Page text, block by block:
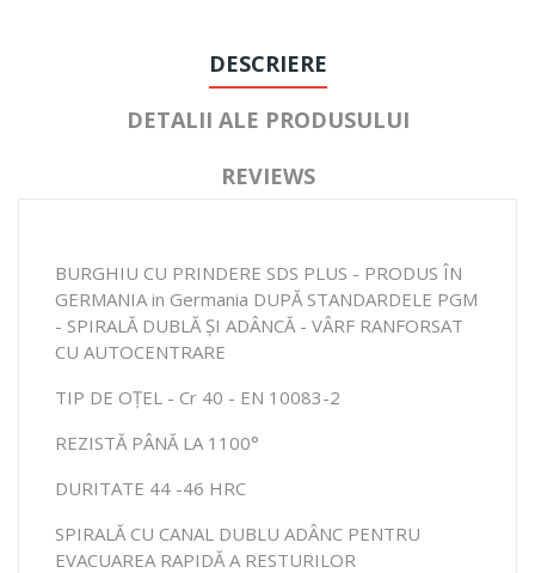
DESCRIERE
DETALII ALE PRODUSULUI
REVIEWS
BURGHIU CU PRINDERE SDS PLUS - PRODUS ÎN
GERMANIA in Germania DUPĂ STANDARDELE PGM
- SPIRALĂ DUBLĂ ȘI ADÂNCĂ - VÂRF RANFORSAT
CU AUTOCENTRARE
TIP DE OȚEL - Cr 40 - EN 10083-2
REZISTĂ PÂNĂ LA 1100°
DURITATE 44 -46 HRC
SPIRALĂ CU CANAL DUBLU ADÂNC PENTRU
EVACUAREA RAPIDĂ A RESTURILOR